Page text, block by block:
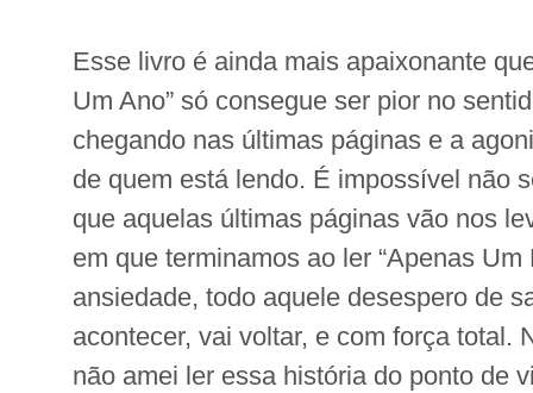
Esse livro é ainda mais apaixonante
Um Ano” só consegue ser pior no
chegando nas últimas páginas e a
de quem está lendo. É impossível não
que aquelas últimas páginas vão nos
em que terminamos ao ler “Apenas Um
ansiedade, todo aquele desespero de
acontecer, vai voltar, e com força total.
não amei ler essa história do ponto de